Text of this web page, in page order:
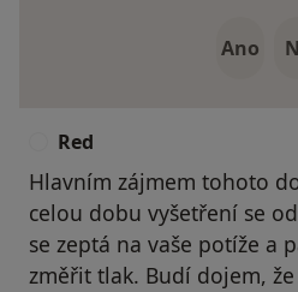
Ano
Red
Hlavním zájmem tohoto
celou dobu vyšetření se
se zeptá na vaše potíže a
změřit tlak. Budí dojem,